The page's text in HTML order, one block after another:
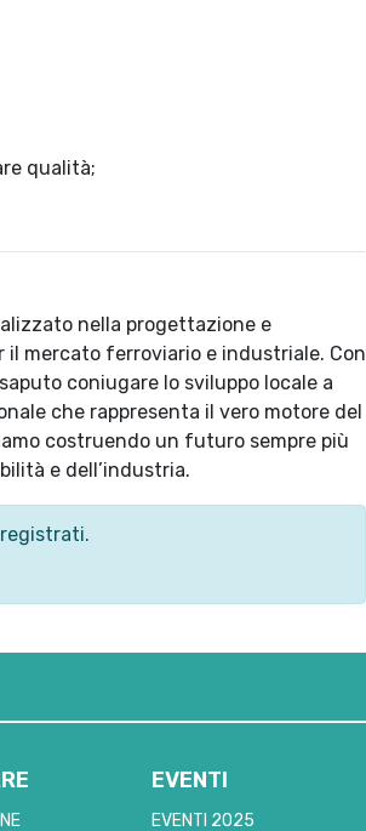
qualità;
nella progettazione e
mercato ferroviario e industriale. Con
coniugare lo sviluppo locale a
che rappresenta il vero motore del
costruendo un futuro sempre più
e dell’industria.
EVENTI
EVENTI 2025